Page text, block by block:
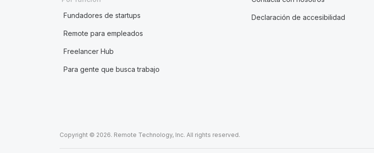
Fundadores de startups
Remote para empleados
Freelancer Hub
Para gente que busca trabajo
Declaración de accesibilidad
Copyright © 2026. Remote Technology, Inc. All rights reserved.